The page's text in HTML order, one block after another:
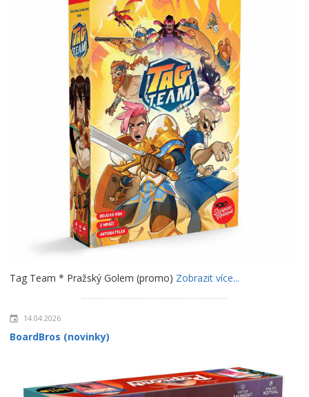
Tag Team * Pražský Golem (promo) Zobrazit více...
14.04.2026
BoardBros (novinky)